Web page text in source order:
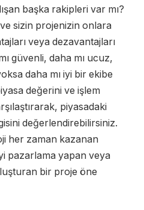
başka rakipleri var mı?
sizin projenizin onlara
veya dezavantajları
güvenli, daha mı ucuz,
daha mı iyi bir ekibe
değerini ve işlem
piyasadaki
değerlendirebilirsiniz.
her zaman kazanan
pazarlama yapan veya
bir proje öne